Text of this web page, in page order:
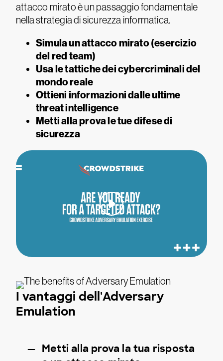
attacco mirato è un passaggio fondamentale
nella strategia di sicurezza informatica.
Simula un attacco mirato (esercizio
del red team)
Usa le tattiche dei cybercriminali del
mondo reale
Ottieni informazioni dalle ultime
threat intelligence
Metti alla prova le tue difese di
sicurezza
I vantaggi dell'Adversary
Emulation
Metti alla prova la tua risposta